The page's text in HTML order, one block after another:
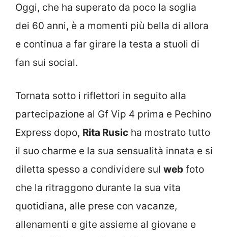
Oggi, che ha superato da poco la soglia
dei 60 anni, è a momenti più bella di allora
e continua a far girare la testa a stuoli di
fan sui social.
Tornata sotto i riflettori in seguito alla
partecipazione al Gf Vip 4 prima e Pechino
Express dopo, Rita Rusic ha mostrato tutto
il suo charme e la sua sensualità innata e si
diletta spesso a condividere sul web foto
che la ritraggono durante la sua vita
quotidiana, alle prese con vacanze,
allenamenti e gite assieme al giovane e